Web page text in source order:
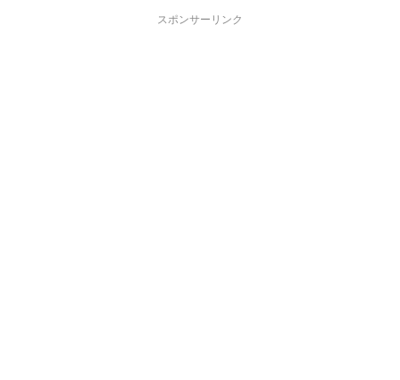
スポンサーリンク